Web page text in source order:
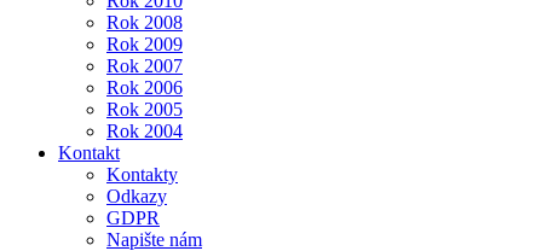
Rok 2008
Rok 2009
Rok 2007
Rok 2006
Rok 2005
Rok 2004
Kontakt
Kontakty
Odkazy
GDPR
Napište nám